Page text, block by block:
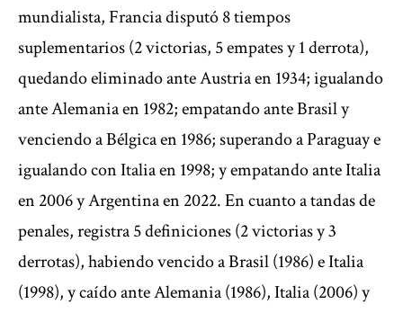
mundialista, Francia disputó 8 tiempos
suplementarios (2 victorias, 5 empates y 1 derrota),
quedando eliminado ante Austria en 1934; igualando
ante Alemania en 1982; empatando ante Brasil y
venciendo a Bélgica en 1986; superando a Paraguay e
igualando con Italia en 1998; y empatando ante Italia
en 2006 y Argentina en 2022. En cuanto a tandas de
penales, registra 5 definiciones (2 victorias y 3
derrotas), habiendo vencido a Brasil (1986) e Italia
(1998), y caído ante Alemania (1986), Italia (2006) y